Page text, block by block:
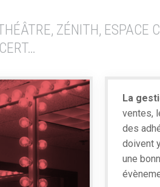
ZÉNITH, ESPACE
La
ventes,
des
doivent
une